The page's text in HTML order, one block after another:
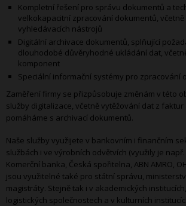
Kompletní řešení pro správu dokumentů a
velkokapacitní zpracování dokumentů,
vyhledávacích nástrojů
Digitální archivace dokumentů, splňující
dlouhodobé důvěryhodné ukládání dat,
komponent
Speciální informační systémy pro zpracování
Zaměření firmy se přizpůsobuje změnám v této
služby digitalizace, včetně vytěžování dat z
pomáháme s archivací dokumentů.
Naše služby využijete v bankovním i finančním
službách i ve výrobních odvětvích (využily je
Komerční banka, Česká spořitelna, ABN AMRO,
jsou využitelné také pro státní správu,
magistráty. Stejně tak i v akademických
logistických společnostech a v kulturních